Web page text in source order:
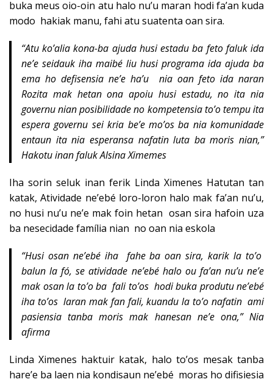
buka meus oio-oin atu halo nu’u maran hodi fa’an kuda
modo hakiak manu, fahi atu suatenta oan sira.
“Atu ko’alia kona-ba ajuda husi estadu ba feto faluk ida
ne’e seidauk iha maibé liu husi programa ida ajuda ba
ema ho defisensia ne’e ha’u nia oan feto ida naran
Rozita mak hetan ona apoiu husi estadu, no ita nia
governu nian posibilidade no kompetensia to’o tempu ita
espera governu sei kria be’e mo’os ba nia komunidade
entaun ita nia esperansa nafatin luta ba moris nian,”
Hakotu inan faluk Alsina Ximemes
Iha sorin seluk inan ferik Linda Ximenes Hatutan tan
katak, Atividade ne’ebé loro-loron halo mak fa’an nu’u,
no husi nu’u ne’e mak foin hetan osan sira hafoin uza
ba nesecidade família nian no oan nia eskola
“Husi osan ne’ebé iha fahe ba oan sira, karik la to’o
balun la fó, se atividade ne’ebé halo ou fa’an nu’u ne’e
mak osan la to’o ba fali to’os hodi buka produtu ne’ebé
iha to’os laran mak fan fali, kuandu la to’o nafatin ami
pasiensia tanba moris mak hanesan ne’e ona,” Nia
afirma
Linda Ximenes haktuir katak, halo to’os mesak tanba
hare’e ba laen nia kondisaun ne’ebé moras ho difisiesia